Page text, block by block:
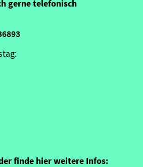
gerne telefonisch
finde hier weitere Infos: